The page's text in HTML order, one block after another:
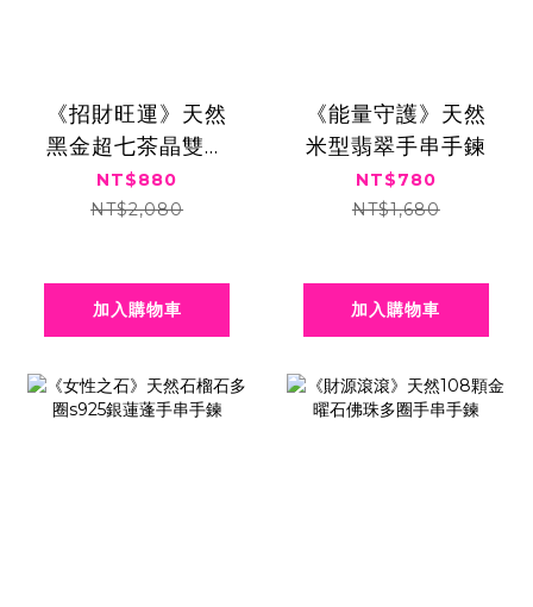
《招財旺運》天然
黑金超七茶晶雙圈
平安扣手串手鍊
NT$880
NT$2,080
加入購物車
《能量守護》天然
米型翡翠手串手鍊
NT$780
NT$1,680
加入購物車